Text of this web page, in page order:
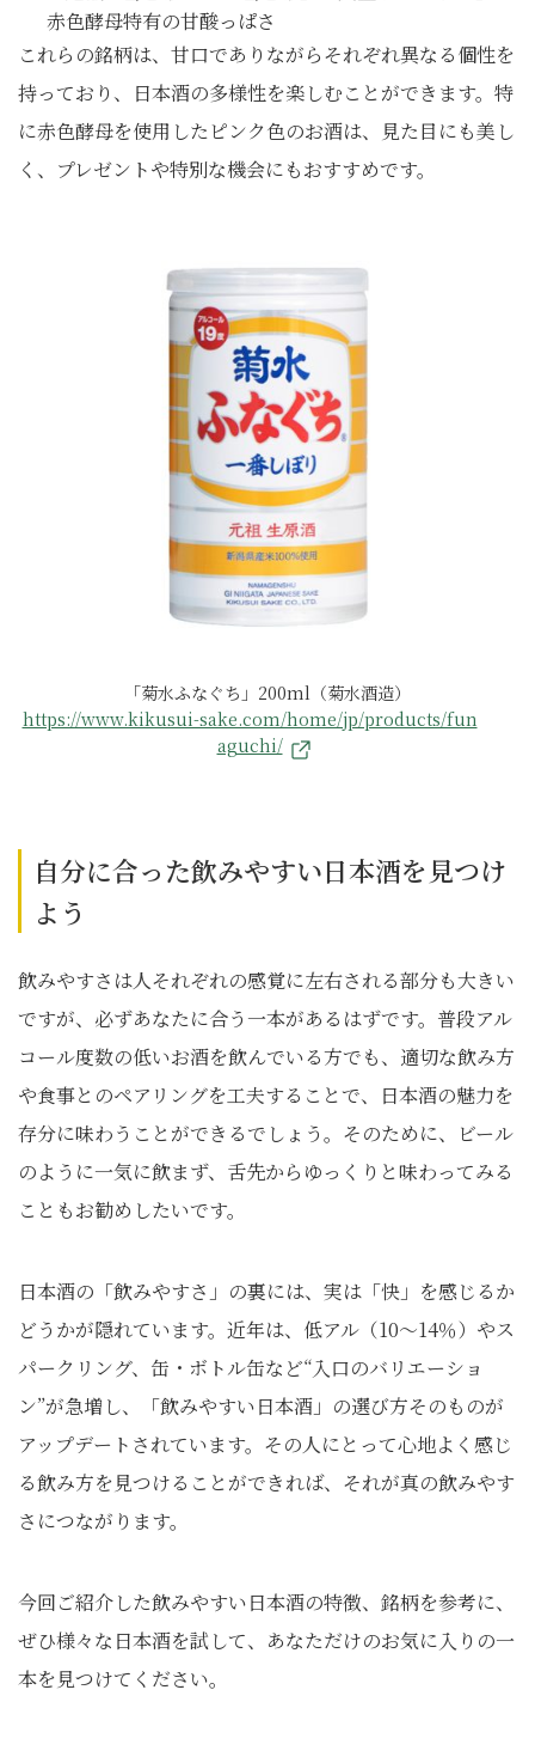
赤色酵母特有の甘酸っぱさ
これらの銘柄は、甘口でありながらそれぞれ異なる個性を
持っており、日本酒の多様性を楽しむことができます。特
に赤色酵母を使用したピンク色のお酒は、見た目にも美し
く、プレゼントや特別な機会にもおすすめです。
「菊水ふなぐち」200ml（菊水酒造）
https://www.kikusui-sake.com/home/jp/products/fun
aguchi/
自分に合った飲みやすい日本酒を見つけ
よう
飲みやすさは人それぞれの感覚に左右される部分も大きい
ですが、必ずあなたに合う一本があるはずです。普段アル
コール度数の低いお酒を飲んでいる方でも、適切な飲み方
や食事とのペアリングを工夫することで、日本酒の魅力を
存分に味わうことができるでしょう。そのために、ビール
のように一気に飲まず、舌先からゆっくりと味わってみる
こともお勧めしたいです。
日本酒の「飲みやすさ」の裏には、実は「快」を感じるか
どうかが隠れています。近年は、低アル（10〜14％）やス
パークリング、缶・ボトル缶など“入口のバリエーショ
ン”が急増し、「飲みやすい日本酒」の選び方そのものが
アップデートされています。その人にとって心地よく感じ
る飲み方を見つけることができれば、それが真の飲みやす
さにつながります。
今回ご紹介した飲みやすい日本酒の特徴、銘柄を参考に、
ぜひ様々な日本酒を試して、あなただけのお気に入りの一
本を見つけてください。